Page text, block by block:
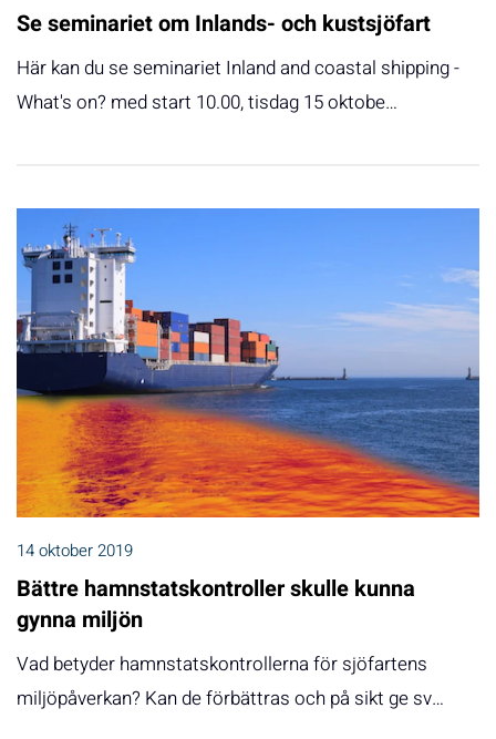
Se seminariet om Inlands- och kustsjöfart
Här kan du se seminariet Inland and coastal shipping -
What's on? med start 10.00, tisdag 15 oktobe…
14 oktober 2019
Bättre hamnstatskontroller skulle kunna
gynna miljön
Vad betyder hamnstatskontrollerna för sjöfartens
miljöpåverkan? Kan de förbättras och på sikt ge sv…